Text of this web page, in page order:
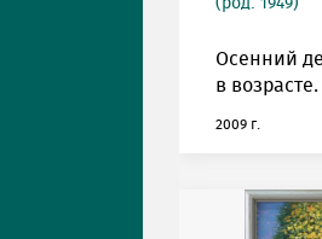
Осенний
в возрасте.
2009 г.